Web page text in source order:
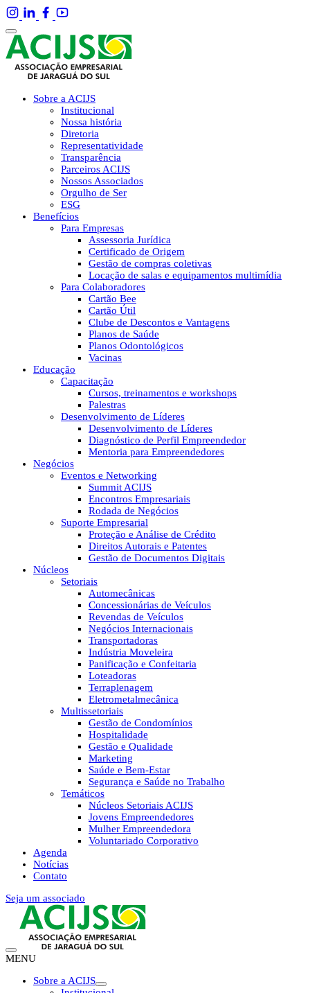
Sobre a ACIJS
Institucional
Nossa história
Diretoria
Representatividade
Transparência
Parceiros ACIJS
Nossos Associados
Orgulho de Ser
ESG
Benefícios
Para Empresas
Assessoria Jurídica
Certificado de Origem
Gestão de compras coletivas
Locação de salas e equipamentos multimídia
Para Colaboradores
Cartão Bee
Cartão Útil
Clube de Descontos e Vantagens
Planos de Saúde
Planos Odontológicos
Vacinas
Educação
Capacitação
Cursos, treinamentos e workshops
Palestras
Desenvolvimento de Líderes
Desenvolvimento de Líderes
Diagnóstico de Perfil Empreendedor
Mentoria para Empreendedores
Negócios
Eventos e Networking
Summit ACIJS
Encontros Empresariais
Rodada de Negócios
Suporte Empresarial
Proteção e Análise de Crédito
Direitos Autorais e Patentes
Gestão de Documentos Digitais
Núcleos
Setoriais
Automecânicas
Concessionárias de Veículos
Revendas de Veículos
Negócios Internacionais
Transportadoras
Indústria Moveleira
Panificação e Confeitaria
Loteadoras
Terraplenagem
Eletrometalmecânica
Multissetoriais
Gestão de Condomínios
Hospitalidade
Gestão e Qualidade
Marketing
Saúde e Bem-Estar
Segurança e Saúde no Trabalho
Temáticos
Núcleos Setoriais ACIJS
Jovens Empreendedores
Mulher Empreendedora
Voluntariado Corporativo
Agenda
Notícias
Contato
Seja um associado
MENU
Sobre a ACIJS